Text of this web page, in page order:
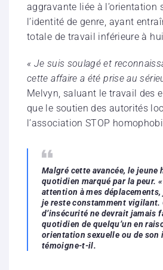
aggravante liée à l’orientation
l’identité de genre, ayant
totale de travail inférieure à
« Je suis soulagé et
cette affaire a été prise au
Melvyn, saluant le travail des
que le soutien des autorités
l’association STOP
Malgré cette avancée, le jeune
quotidien marqué par la peur.
attention à mes déplacements,
je reste constamment vigilant.
d’insécurité ne devrait jamais
quotidien de quelqu’un en
orientation sexuelle ou de son
témoigne-t-il.